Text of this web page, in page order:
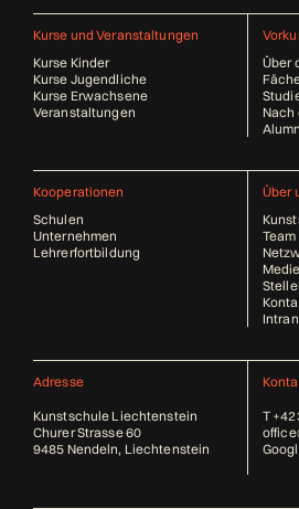
Kurse und Veranstaltungen
Kurse Kinder
Kurse Jugendliche
Kurse Erwachsene
Veranstaltungen
Über
Nach
Kooperationen
Schulen
Unternehmen
Lehrerfortbildung
Über
Team
Adresse
Kunstschule Liechtenstein
Churer Strasse 60
9485 Nendeln, Liechtenstein
T